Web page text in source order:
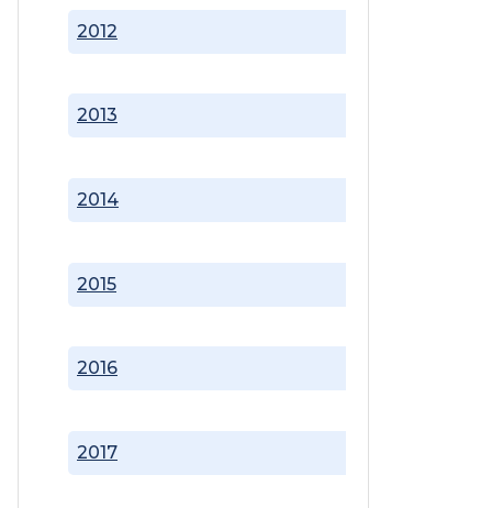
2012
2013
2014
2015
2016
2017